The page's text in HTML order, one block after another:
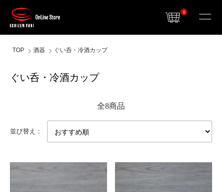
0
TOP 酒器 ぐい呑・冷酒カップ
ぐい呑・冷酒カップ
全8商品
並び替え：